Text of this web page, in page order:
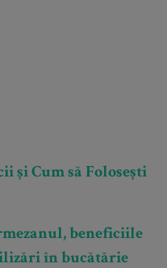
și Cum să Folosești
beneficiile
în bucătărie